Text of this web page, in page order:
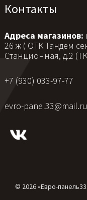
Контакты
Адреса магазинов:
26 ж ( ОТК Тандем
Станционная, д.2
+7 (930) 033-97-77
evro-panel33@mail.ru
© 2026 «Евро-